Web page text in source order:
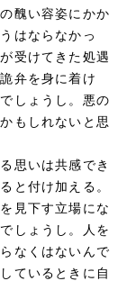
醜い容姿にかか
はならなかっ
受けてきた処遇
弁を身に着け
しょうし。悪の
もしれないと思
思いは共感でき
と付け加える。
見下す立場にな
しょうし。人を
なくはないんで
ているときに自